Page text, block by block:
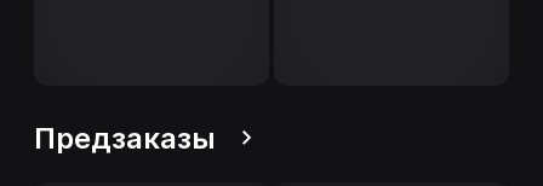
Предзаказы